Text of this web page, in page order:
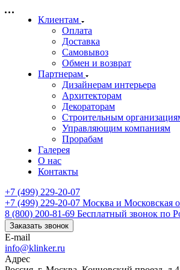
Клиентам
Оплата
Доставка
Самовывоз
Обмен и возврат
Партнерам
Дизайнерам интерьера
Архитекторам
Декораторам
Строительным
Управляющим компаниям
Прорабам
Галерея
О нас
Контакты
+7 (499) 229-20-07
+7 (499) 229-20-07 Москва и Московская
8 (800) 200-81-69 Бесплатный звонок по
Заказать звонок
E-mail
info@klinker.ru
Адрес